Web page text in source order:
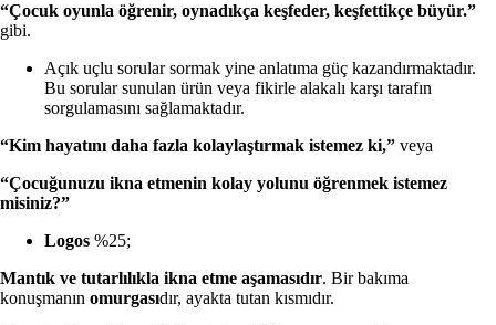
“Çocuk oyunla öğrenir, oynadıkça keşfeder, keşfettikçe büyür.”
gibi.
Açık uçlu sorular sormak yine anlatıma güç kazandırmaktadır.
Bu sorular sunulan ürün veya fikirle alakalı karşı tarafın
sorgulamasını sağlamaktadır.
“Kim hayatını daha fazla kolaylaştırmak istemez ki,” veya
“Çocuğunuzu ikna etmenin kolay yolunu öğrenmek istemez
misiniz?”
Logos %25;
Mantık ve tutarlılıkla ikna etme aşamasıdır. Bir bakıma
konuşmanın omurgasıdır, ayakta tutan kısmıdır.